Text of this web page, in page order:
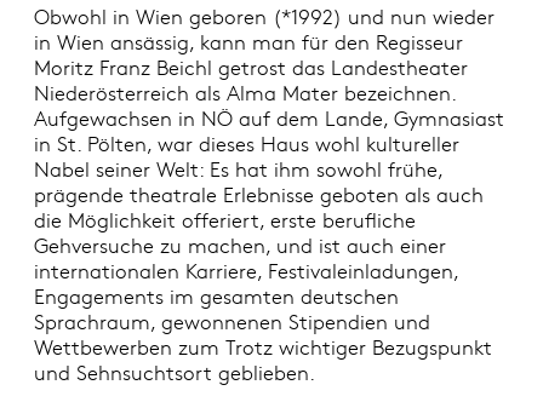
Obwohl in Wien geboren (*1992) und nun wieder
in Wien ansässig, kann man für den Regisseur
Moritz Franz Beichl getrost das Landestheater
Niederösterreich als Alma Mater bezeichnen.
Aufgewachsen in NÖ auf dem Lande, Gymnasiast
in St. Pölten, war dieses Haus wohl kultureller
Nabel seiner Welt: Es hat ihm sowohl frühe,
prägende theatrale Erlebnisse geboten als auch
die Möglichkeit offeriert, erste berufliche
Gehversuche zu machen, und ist auch einer
internationalen Karriere, Festivaleinladungen,
Engagements im gesamten deutschen
Sprachraum, gewonnenen Stipendien und
Wettbewerben zum Trotz wichtiger Bezugspunkt
und Sehnsuchtsort geblieben.